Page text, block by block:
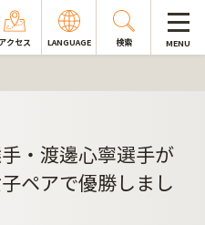
アクセス LANGUAGE 検索 MENU
・渡邊心寧選手が
ペアで優勝しまし